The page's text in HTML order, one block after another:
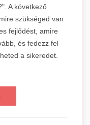
A következő
szükséged van
fejlődést, amire
és fedezz fel
a sikeredet.